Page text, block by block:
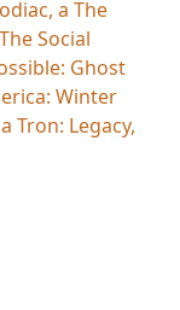
a The
Social
Ghost
Winter
Tron: Legacy,